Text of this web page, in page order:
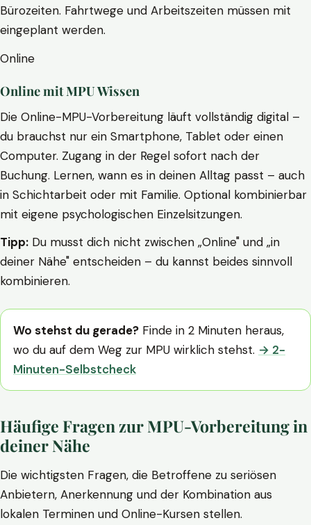
Bürozeiten. Fahrtwege und Arbeitszeiten müssen mit
eingeplant werden.
Online
Online mit MPU Wissen
Die Online-MPU-Vorbereitung läuft vollständig digital –
du brauchst nur ein Smartphone, Tablet oder einen
Computer. Zugang in der Regel sofort nach der
Buchung. Lernen, wann es in deinen Alltag passt – auch
in Schichtarbeit oder mit Familie. Optional kombinierbar
mit eigene psychologischen Einzelsitzungen.
Tipp: Du musst dich nicht zwischen „Online" und „in
deiner Nähe" entscheiden – du kannst beides sinnvoll
kombinieren.
Wo stehst du gerade? Finde in 2 Minuten heraus,
wo du auf dem Weg zur MPU wirklich stehst. → 2-
Minuten-Selbstcheck
Häufige Fragen zur MPU-Vorbereitung in
deiner Nähe
Die wichtigsten Fragen, die Betroffene zu seriösen
Anbietern, Anerkennung und der Kombination aus
lokalen Terminen und Online-Kursen stellen.